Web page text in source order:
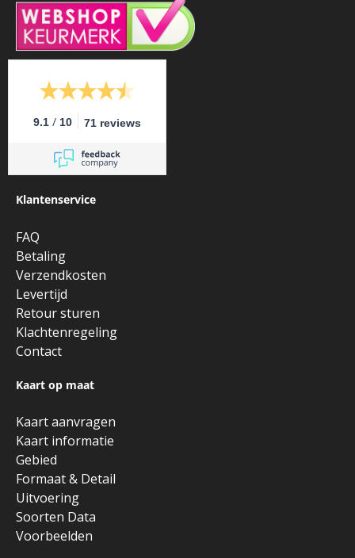
9.1 / 10 71 reviews
Klantenservice
FAQ
Betaling
Verzendkosten
Levertijd
Retour sturen
Klachtenregeling
Contact
Kaart op maat
Kaart aanvragen
Kaart informatie
Gebied
Formaat & Detail
Uitvoering
Soorten Data
Voorbeelden